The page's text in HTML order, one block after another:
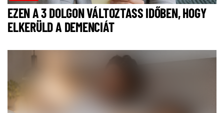
EZEN A 3 DOLGON VÁLTOZTASS IDŐBEN, HOGY
ELKERÜLD A DEMENCIÁT